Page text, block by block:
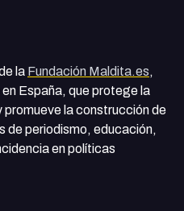
la Fundación Maldita.es,
España, que protege la
la construcción de
de periodismo, educación,
en políticas